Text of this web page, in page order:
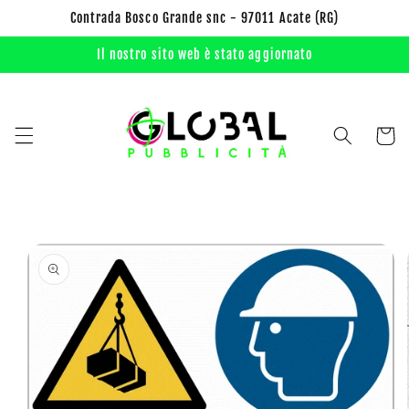
direttamente
ai contenuti
Contrada Bosco Grande snc - 97011 Acate (RG)
Il nostro sito web è stato aggiornato
Carrello
Passa alle
informazioni
sul prodotto